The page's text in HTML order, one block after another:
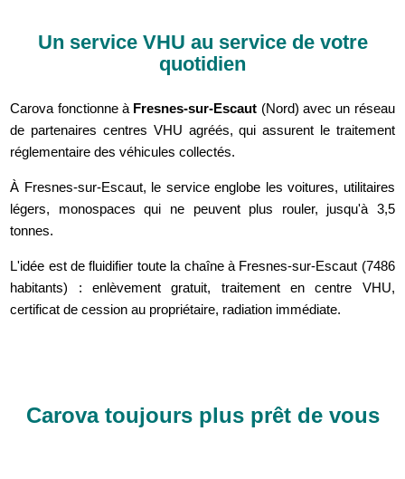
Un service VHU au service de votre
quotidien
Carova fonctionne à Fresnes-sur-Escaut (Nord) avec un réseau
de partenaires centres VHU agréés, qui assurent le traitement
réglementaire des véhicules collectés.
À Fresnes-sur-Escaut, le service englobe les voitures, utilitaires
légers, monospaces qui ne peuvent plus rouler, jusqu'à 3,5
tonnes.
L'idée est de fluidifier toute la chaîne à Fresnes-sur-Escaut (7486
habitants) : enlèvement gratuit, traitement en centre VHU,
certificat de cession au propriétaire, radiation immédiate.
Carova toujours plus prêt de vous